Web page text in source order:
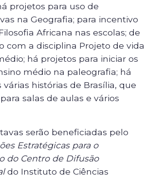
projetos para uso de
na Geografia; para incentivo
Africana nas escolas; de
com a disciplina Projeto de vida
há projetos para iniciar os
médio na paleografia; há
várias histórias de Brasília, que
salas de aulas e vários
serão beneficiadas pelo
Estratégicas para o
do Centro de Difusão
do Instituto de Ciências